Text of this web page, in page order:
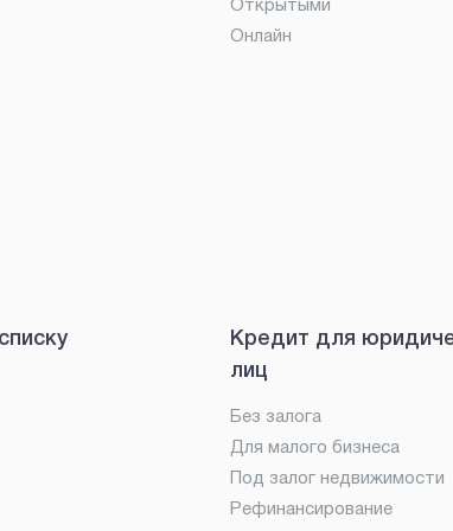
Открытыми
Онлайн
Кредит для
лиц
Без залога
Для малого бизнеса
Под залог недвижимости
Рефинансирование